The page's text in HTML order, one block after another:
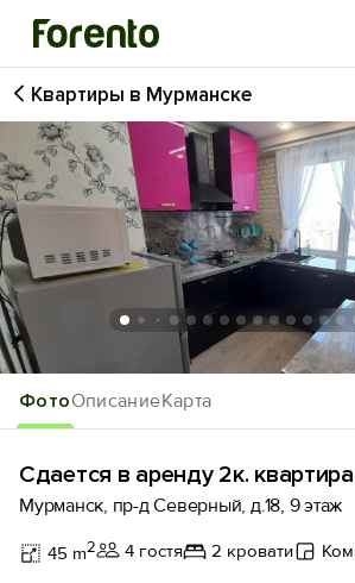
Войти
Избранное
История просмотра
Добавить свой объект
ФотоОписаниеКарта
Квартиры в Мурманске
Сдается в аренду 2к. квартира
Мурманск, пр-д Северный, д.18, 9 этаж
45 m2 4 гостя 2 кровати